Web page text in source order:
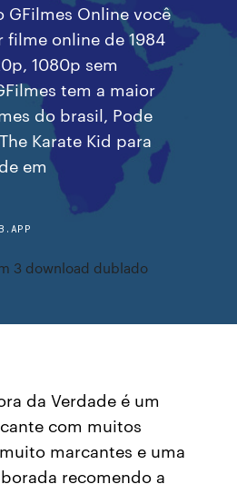
GFilmes Online você
filme online de 1984
1080p sem
tem a maior
do brasil, Pode
Karate Kid para
em
3 download dublado
da Verdade é um
com muitos
marcantes e uma
recomendo a